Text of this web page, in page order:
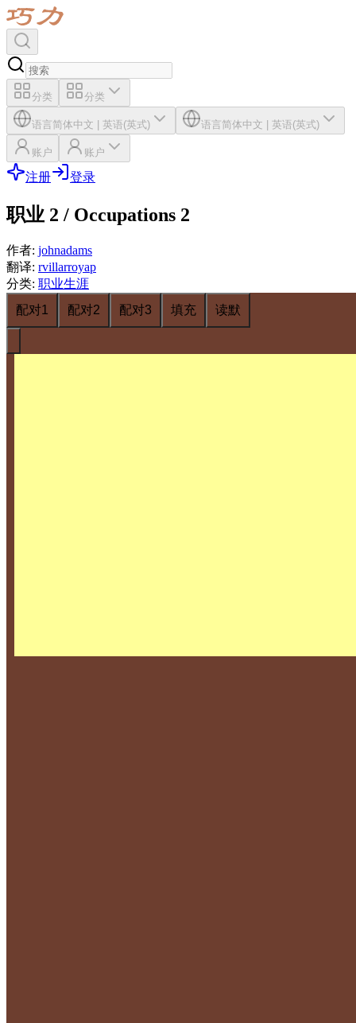
分类 分类
语言简体中文 | 英语(英式) 语言简体中文 | 英语(英式)
账户 账户
注册 登录
职业 2 / Occupations 2
作者: johnadams
翻译: rvillarroyap
分类: 职业生涯
配对1
配对2 配对3 填充 读默